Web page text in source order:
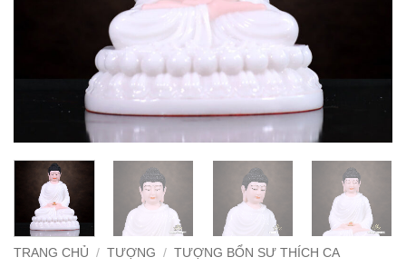
TRANG CHỦ / TƯỢNG / TƯỢNG BỔN SƯ THÍCH CA